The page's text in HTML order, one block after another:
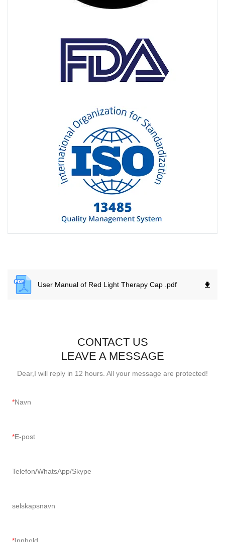
User Manual of Red Light Therapy Cap . pdf
CONTACT US
LEAVE A MESSAGE
Dear,I will reply in 12 hours. All your message are protected!
Navn
E-post
Telefon/WhatsApp/Skype
selskapsnavn